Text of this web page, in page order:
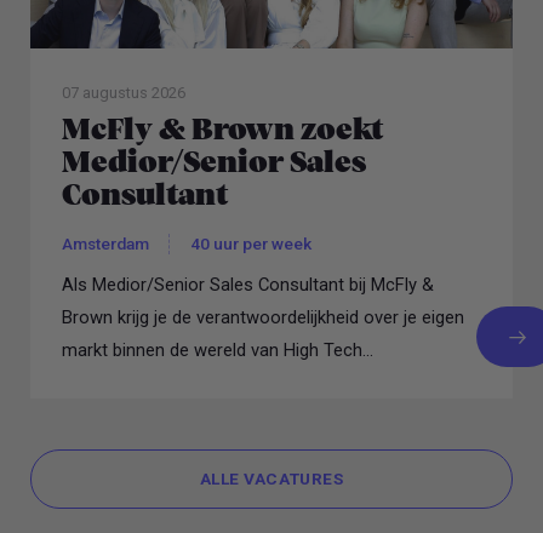
07 augustus 2026
McFly & Brown zoekt
Medior/Senior Sales
Consultant
Amsterdam 40 uur per week
Als Medior/Senior Sales Consultant bij McFly &
Brown krijg je de verantwoordelijkheid over je eigen
markt binnen de wereld van High Tech...
ALLE VACATURES